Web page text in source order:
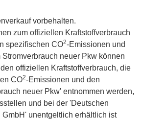
vorbehalten.
zum offiziellen Kraftstoffverbrauch
spezifischen CO2-Emissionen und
neuer Pkw können
offiziellen Kraftstoffverbrauch, die
CO2-Emissionen und den
neuer Pkw' entnommen werden,
und bei der 'Deutschen
unentgeltlich erhältlich ist